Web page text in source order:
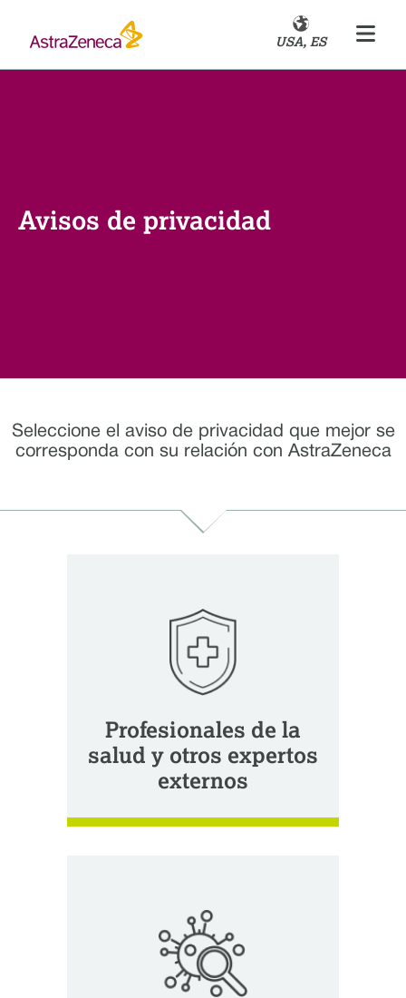
USA, ES
Avisos de privacidad
Seleccione el aviso de privacidad que mejor se
corresponda con su relación con AstraZeneca
Profesionales de la
salud y otros expertos
externos